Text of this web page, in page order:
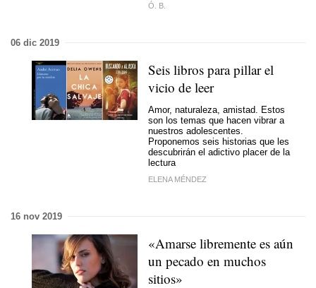
Ó. B.
06 dic 2019
Seis libros para pillar el
vicio de leer
Amor, naturaleza, amistad. Estos
son los temas que hacen vibrar a
nuestros adolescentes.
Proponemos seis historias que les
descubrirán el adictivo placer de la
lectura
ELENA MÉNDEZ
16 nov 2019
«Amarse libremente es aún
un pecado en muchos
sitios»